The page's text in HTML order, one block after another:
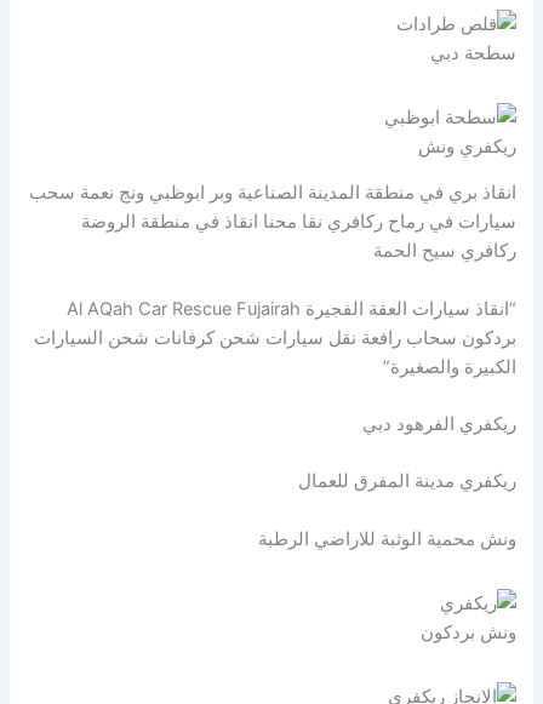
سطحة دبي
ريكفري ونش
انقاذ بري في منطقة المدينة الصناعية وبر ابوظبي ونج نعمة سحب
سيارات في رماح ركافري نقا محنا انقاذ في منطقة الروضة
ركافري سيح الحمة
“انقاذ سيارات العقة الفجيرة Al AQah Car Rescue Fujairah
بردكون سحاب رافعة نقل سيارات شحن كرفانات شحن السيارات
الكبيرة والصغيرة”
ريكفري الفرهود دبي
ريكفري مدينة المفرق للعمال
ونش محمية الوثبة للاراضي الرطبة
ونش بردكون